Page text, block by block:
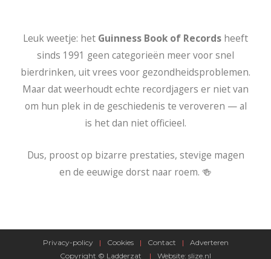
Leuk weetje: het Guinness Book of Records heeft
sinds 1991 geen categorieën meer voor snel
bierdrinken, uit vrees voor gezondheidsproblemen.
Maar dat weerhoudt echte recordjagers er niet van
om hun plek in de geschiedenis te veroveren — al
is het dan niet officieel.
Dus, proost op bizarre prestaties, stevige magen
en de eeuwige dorst naar roem. 🍻
Privacy-policy | Cookies | Contact |
Adverteren
Copyright © Ladderzat | Website: slize.nl